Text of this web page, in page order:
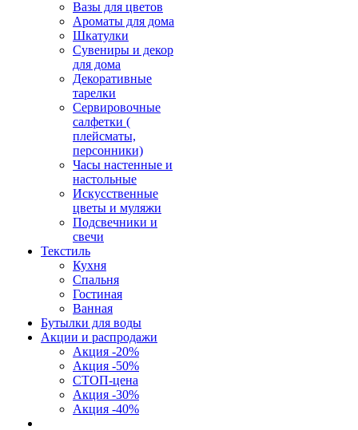
Вазы для цветов
Ароматы для дома
Шкатулки
Сувениры и декор
для дома
Декоративные
тарелки
Сервировочные
салфетки (
плейсматы,
персонники)
Часы настенные и
настольные
Искусственные
цветы и муляжи
Подсвечники и
свечи
Текстиль
Кухня
Спальня
Гостиная
Ванная
Бутылки для воды
Акции и распродажи
Акция -20%
Акция -50%
СТОП-цена
Акция -30%
Акция -40%